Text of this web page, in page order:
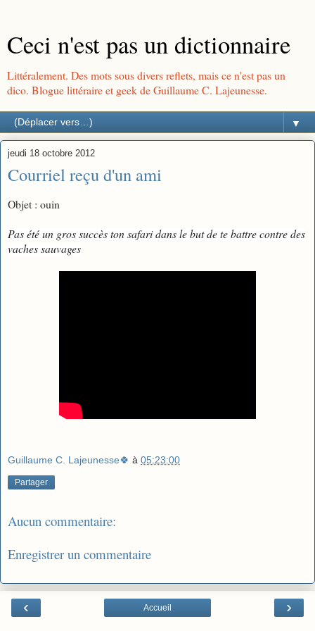
Ceci n'est pas un dictionnaire
Littéralement. Des mots sous divers reflets, mais ce n'est pas un
dico. Blogue littéraire et geek de Guillaume C. Lajeunesse.
▼
jeudi 18 octobre 2012
Courriel reçu d'un ami
Objet : ouin
Pas été un gros succès ton safari dans le but de te battre contre des
vaches sauvages
Guillaume C. Lajeunesse🍀 à 05:23:00
Partager
Aucun commentaire:
Enregistrer un commentaire
‹ ›
Accueil